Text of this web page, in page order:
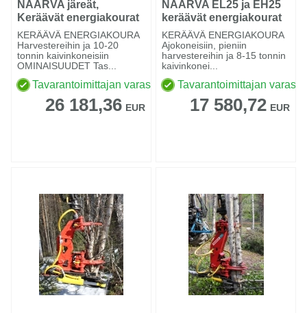
NAARVA järeät,
Keräävät energiakourat
KERÄÄVÄ ENERGIAKOURA
Harvestereihin ja 10-20
tonnin kaivinkoneisiin
OMINAISUUDET Tas...
Tavarantoimittajan varastossa
26 181,36 EUR
NAARVA EL25 ja EH25
keräävät energiakourat
KERÄÄVÄ ENERGIAKOURA
Ajokoneisiin, pieniin
harvestereihin ja 8-15 tonnin
kaivinkonei...
Tavarantoimittajan
17 580,72 EUR